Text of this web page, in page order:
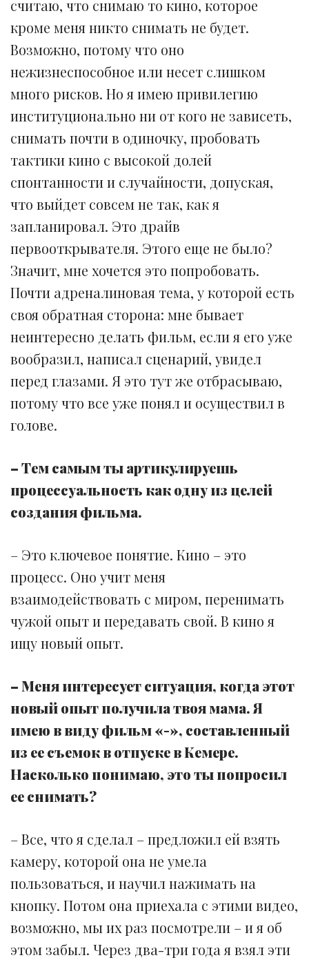
считаю, что снимаю то кино, которое
кроме меня никто снимать не будет.
Возможно, потому что оно
нежизнеспособное или несет слишком
много рисков. Но я имею привилегию
институционально ни от кого не зависеть,
снимать почти в одиночку, пробовать
тактики кино с высокой долей
спонтанности и случайности, допуская,
что выйдет совсем не так, как я
запланировал. Это драйв
первооткрывателя. Этого еще не было?
Значит, мне хочется это попробовать.
Почти адреналиновая тема, у которой есть
своя обратная сторона: мне бывает
неинтересно делать фильм, если я его уже
вообразил, написал сценарий, увидел
перед глазами. Я это тут же отбрасываю,
потому что все уже понял и осуществил в
голове.
– Тем самым ты артикулируешь
процессуальность как одну из целей
создания фильма.
– Это ключевое понятие. Кино – это
процесс. Оно учит меня
взаимодействовать с миром, перенимать
чужой опыт и передавать свой. В кино я
ищу новый опыт.
– Меня интересует ситуация, когда этот
новый опыт получила твоя мама. Я
имею в виду фильм «-», составленный
из ее съемок в отпуске в Кемере.
Насколько понимаю, это ты попросил
ее снимать?
– Все, что я сделал – предложил ей взять
камеру, которой она не умела
пользоваться, и научил нажимать на
кнопку. Потом она приехала с этими видео,
возможно, мы их раз посмотрели – и я об
этом забыл. Через два-три года я взял эти